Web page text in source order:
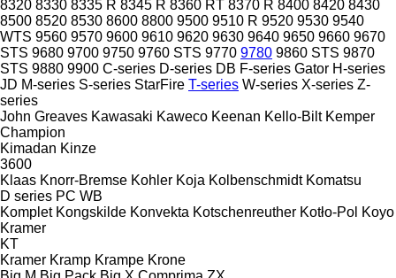
8320 8330 8335 R 8345 R 8360 RT 8370 R 8400 8420 8430
8500 8520 8530 8600 8800 9500 9510 R 9520 9530 9540
WTS 9560 9570 9600 9610 9620 9630 9640 9650 9660 9670
STS 9680 9700 9750 9760 STS 9770 9780 9860 STS 9870
STS 9880 9900 C-series D-series DB F-series Gator H-series
JD M-series S-series StarFire T-series W-series X-series Z-
series
John Greaves Kawasaki Kaweco Keenan Kello-Bilt Kemper
Champion
Kimadan Kinze
3600
Klaas Knorr-Bremse Kohler Koja Kolbenschmidt Komatsu
D series PC WB
Komplet Kongskilde Konvekta Kotschenreuther Kotło-Pol Koyo
Kramer
KT
Kramer Kramp Krampe Krone